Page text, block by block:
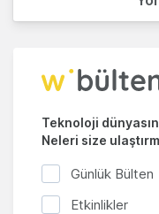
Teknoloji
Neleri size
Günlük Bülten
Etkinlikler